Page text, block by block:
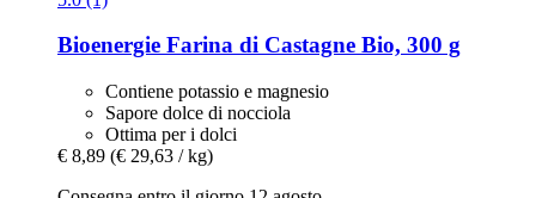
Bioenergie Farina di Castagne Bio, 300 g
Contiene potassio e magnesio
Sapore dolce di nocciola
Ottima per i dolci
€ 8,89 (€ 29,63 / kg)